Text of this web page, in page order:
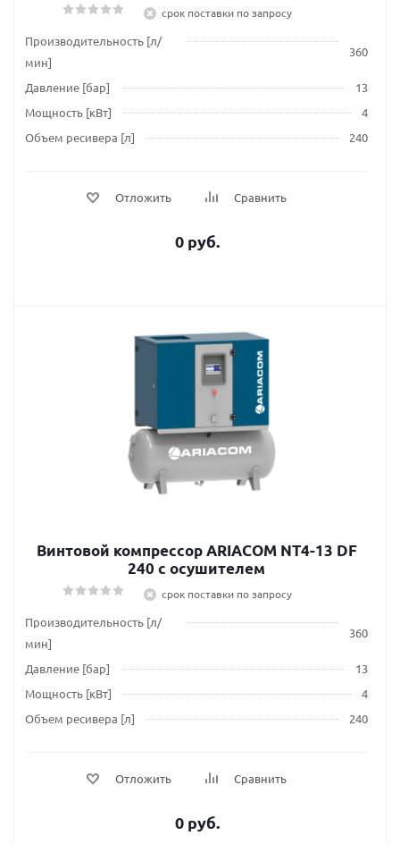
срок поставки по запросу
Производительность [л/
мин]
360
Давление [бар]
13
Мощность [кВт]
4
Объем ресивера [л]
240
Отложить Сравнить
0 руб.
Винтовой компрессор ARIACOM NT4-13 DF
240 c осушителем
срок поставки по запросу
Производительность [л/
мин]
360
Давление [бар]
13
Мощность [кВт]
4
Объем ресивера [л]
240
Отложить Сравнить
0 руб.